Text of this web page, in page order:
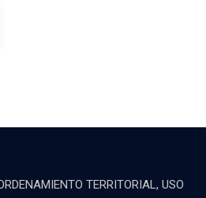
TERRITORIAL, USO